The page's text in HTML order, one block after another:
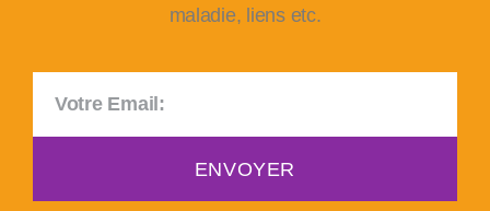
maladie, liens etc.
ENVOYER